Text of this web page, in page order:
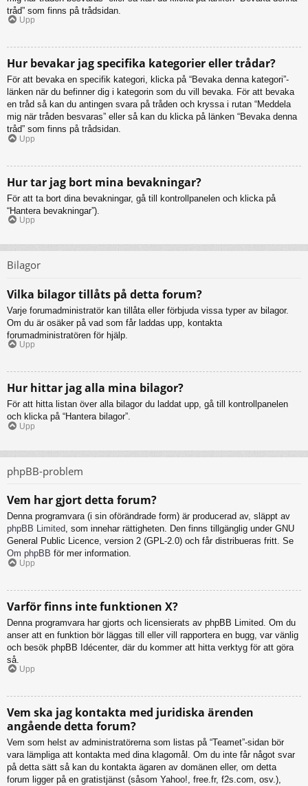
tråd” som finns på trådsidan.
Upp
Hur bevakar jag specifika kategorier eller trådar?
För att bevaka en specifik kategori, klicka på “Bevaka denna kategori”-
länken när du befinner dig i kategorin som du vill bevaka. För att bevaka
en tråd så kan du antingen svara på tråden och kryssa i rutan “Meddela
mig när tråden besvaras” eller så kan du klicka på länken “Bevaka denna
tråd” som finns på trådsidan.
Upp
Hur tar jag bort mina bevakningar?
För att ta bort dina bevakningar, gå till kontrollpanelen och klicka på
“Hantera bevakningar”).
Upp
Bilagor
Vilka bilagor tillåts på detta forum?
Varje forumadministratör kan tillåta eller förbjuda vissa typer av bilagor.
Om du är osäker på vad som får laddas upp, kontakta
forumadministratören för hjälp.
Upp
Hur hittar jag alla mina bilagor?
För att hitta listan över alla bilagor du laddat upp, gå till kontrollpanelen
och klicka på “Hantera bilagor”.
Upp
phpBB-problem
Vem har gjort detta forum?
Denna programvara (i sin oförändrade form) är producerad av, släppt av
phpBB Limited, som innehar rättigheten. Den finns tillgänglig under GNU
General Public Licence, version 2 (GPL-2.0) och får distribueras fritt. Se
Om phpBB för mer information.
Upp
Varför finns inte funktionen X?
Denna programvara har gjorts och licensierats av phpBB Limited. Om du
anser att en funktion bör läggas till eller vill rapportera en bugg, var vänlig
och besök phpBB Idécenter, där du kommer att hitta verktyg för att göra
så.
Upp
Vem ska jag kontakta med juridiska ärenden
angående detta forum?
Vem som helst av administratörerna som listas på “Teamet”-sidan bör
vara lämpliga att kontakta med dina klagomål. Om du inte får något svar
på detta sätt så kan du kontakta ägaren av domänen eller, om detta
forum ligger på en gratistjänst (såsom Yahoo!, free.fr, f2s.com, osv.),